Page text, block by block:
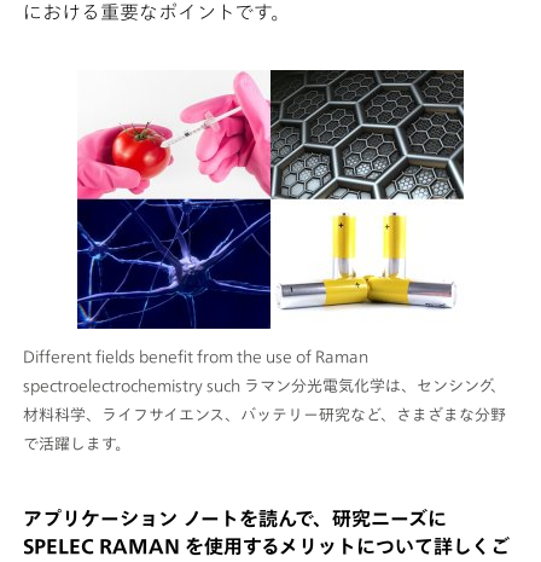
における重要なポイントです。
Different fields benefit from the use of Raman
spectroelectrochemistry such ラマン分光電気化学は、センシング、
材料科学、ライフサイエンス、バッテリー研究など、さまざまな分野
で活躍します。
アプリケーション ノートを読んで、研究ニーズに
SPELEC RAMAN を使用するメリットについて詳しくご